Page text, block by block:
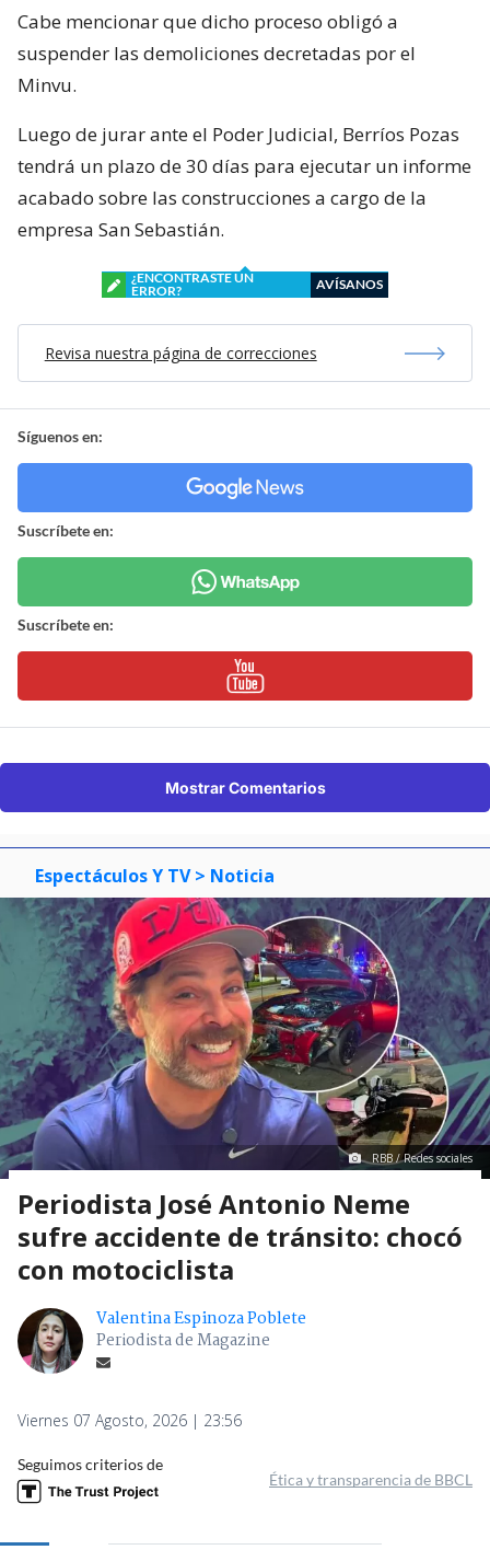
Cabe mencionar que dicho proceso obligó a
suspender las demoliciones decretadas por el
Minvu.
Luego de jurar ante el Poder Judicial, Berríos Pozas
tendrá un plazo de 30 días para ejecutar un informe
acabado sobre las construcciones a cargo de la
empresa San Sebastián.
¿ENCONTRASTE UN
ERROR?
AVÍSANOS
Revisa nuestra página de correcciones
Síguenos en:
Suscríbete en:
Suscríbete en:
Mostrar Comentarios
Espectáculos Y TV > Noticia
RBB / Redes sociales
Periodista José Antonio Neme
sufre accidente de tránsito: chocó
con motociclista
Valentina Espinoza Poblete
Periodista de Magazine
Viernes 07 Agosto, 2026 | 23:56
Seguimos criterios de
Ética y transparencia de BBCL